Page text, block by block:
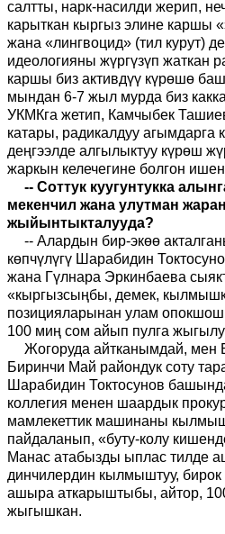
салтты, нарк-насилди жерип,
карыткан кыргыз элине каршы
жана «лингвоцид» (тил курут)
идеологияны жүргүзүп жаткан
каршы биз активдүү күрөшө
мындан 6-7 жыл мурда биз
УКМКга жетип, Камчыбек
катары, радикалдуу агымдарга
деңгээлде алгылыктуу күрөш
жаркын келечегине болгон
-- Соттук куугунтукка
мекенчил жана улутман
жыйынтыкталууда?
-- Алардын бир-экөө
көпчүлүгү Шарабидин
жана Гүлнара Эркинбаева
«кыргызсыңбы, демек,
позицияларынан улам
100 миң сом айып пулга
Жогоруда айтканымдай,
Биринчи Май райондук соту
Шарабидин Токтосунов
коллегия менен шаардык
мамлекеттик машинаны
пайдаланып, «буту-колу
Манас атабызды ыплас тилде
динчилердин кылмыштуу,
ашыра аткарыштыбы, айтор,
жыгышкан.